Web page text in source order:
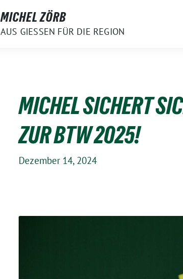
MICHEL ZÖRB
AUS GIESSEN FÜR DIE REGION
MICHEL SICHERT
ZUR BTW 2025!
Dezember 14, 2024